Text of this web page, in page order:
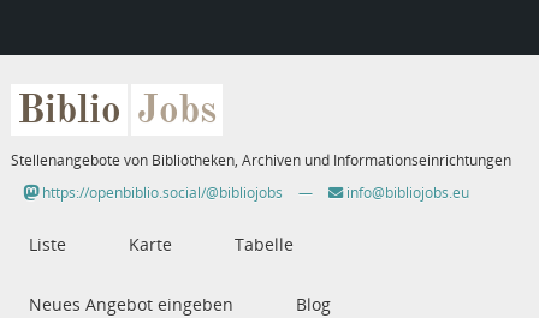
Biblio Jobs
Stellenangebote von Bibliotheken, Archiven und Informationseinrichtungen
https://openbiblio.social/@bibliojobs
— info@bibliojobs.eu
Liste Karte Tabelle
Neues Angebot eingeben Blog